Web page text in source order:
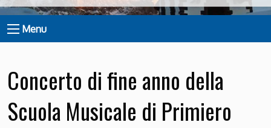
Menu
Concerto di fine anno della
Scuola Musicale di Primiero